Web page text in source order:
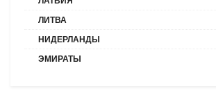
ЛИТВА
НИДЕРЛАНДЫ
ЭМИРАТЫ